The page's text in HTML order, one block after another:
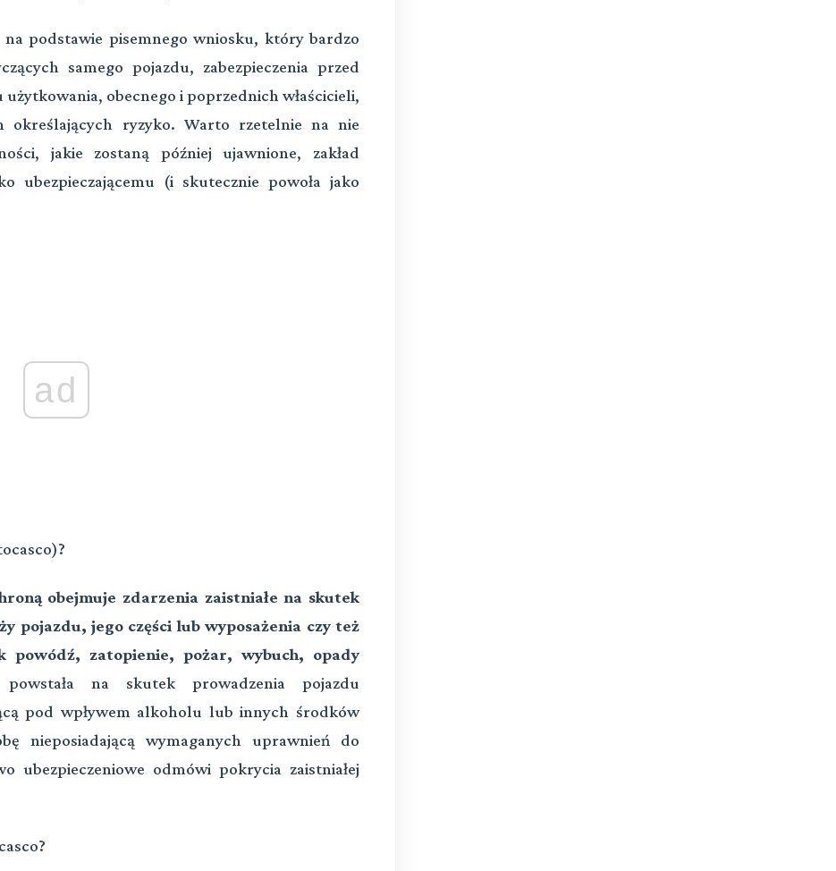
na podstawie pisemnego wniosku, który bardzo
samego pojazdu, zabezpieczenia przed
użytkowania, obecnego i poprzednich właścicieli,
określających ryzyko. Warto rzetelnie na nie
jakie zostaną później ujawnione, zakład
ubezpieczającemu (i skutecznie powoła jako
ad
obejmuje zdarzenia zaistniałe na skutek
pojazdu, jego części lub wyposażenia czy też
powódź, zatopienie, pożar, wybuch, opady
na skutek prowadzenia pojazdu
pod wpływem alkoholu lub innych środków
nieposiadającą wymaganych uprawnień do
ubezpieczeniowe odmówi pokrycia zaistniałej